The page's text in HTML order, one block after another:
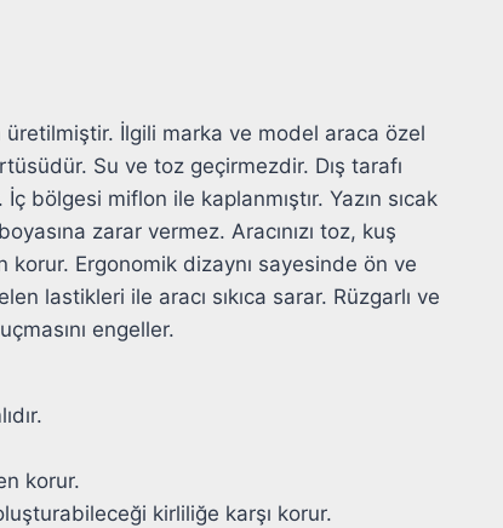
İlgili marka ve model araca özel
Su ve toz geçirmezdir. Dış tarafı
bölgesi miflon ile kaplanmıştır. Yazın sıcak
zarar vermez. Aracınızı toz, kuş
korur. Ergonomik dizaynı sayesinde ön ve
lastikleri ile aracı sıkıca sarar. Rüzgarlı ve
engeller.
korur.
kirliliğe karşı korur.